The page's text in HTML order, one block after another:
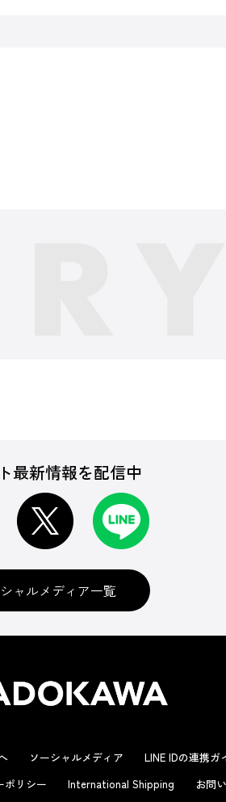
最新情報を配信中
ャルメディア一覧
ソーシャルメディア
LINE IDの連携ガ
ポリシー International Shipping お問